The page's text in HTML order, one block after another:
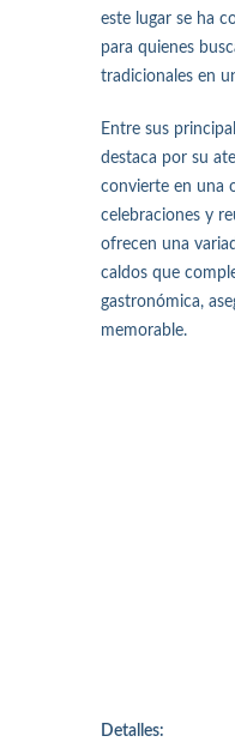
este lugar se ha
para quienes
tradicionales en
Entre sus
destaca por su
convierte en una
celebraciones y
ofrecen una
caldos que
gastronómica,
memorable.
Detalles: